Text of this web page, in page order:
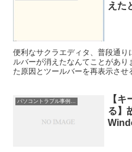
えた
便利なサクラエディタ、普段通
ルバーが消えたなんてことがあり
た原因とツールバーを再表示させ
パソコントラブル事例と対処
【
る】